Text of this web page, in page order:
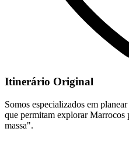
Itinerário Original
Somos especializados em
que permitam explorar Marrocos
massa".